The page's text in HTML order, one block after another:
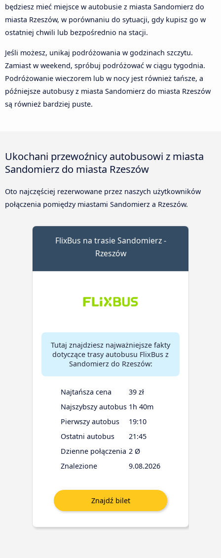
będziesz mieć miejsce w autobusie z miasta Sandomierz do
miasta Rzeszów, w porównaniu do sytuacji, gdy kupisz go w
ostatniej chwili lub bezpośrednio na stacji.
Jeśli możesz, unikaj podróżowania w godzinach szczytu.
Zamiast w weekend, spróbuj podróżować w ciągu tygodnia.
Podróżowanie wieczorem lub w nocy jest również tańsze, a
późniejsze autobusy z miasta Sandomierz do miasta Rzeszów
są również bardziej puste.
Ukochani przewoźnicy autobusowi z miasta
Sandomierz do miasta Rzeszów
Oto najczęściej rezerwowane przez naszych użytkowników
połączenia pomiędzy miastami Sandomierz a Rzeszów.
FlixBus na trasie Sandomierz -
Rzeszów
Tutaj znajdziesz najważniejsze fakty
dotyczące trasy autobusu FlixBus z
Sandomierz do Rzeszów:
Najtańsza cena
39 zł
Najszybszy autobus 1h 40m
Pierwszy autobus
19:10
Ostatni autobus
21:45
Dzienne połączenia 2 Ø
Znalezione
9.08.2026